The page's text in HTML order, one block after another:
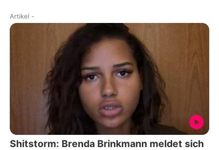
Artikel -
Shitstorm: Brenda Brinkmann meldet sich